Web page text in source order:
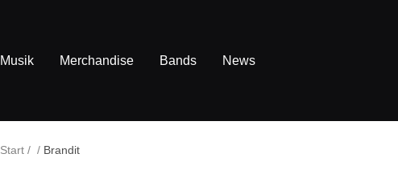
Inhalt
Musik Merchandise Bands News
Start Brandit